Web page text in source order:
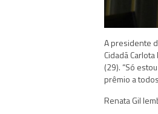
A presidente
Cidadã
(29). “Só
prêmio a
Renata Gil